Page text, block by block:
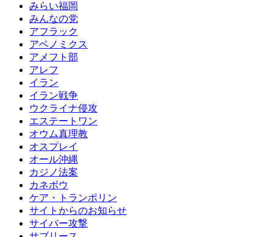
みらい福岡
みんなの党
アフラック
アベノミクス
アメフト部
アレフ
イラン
イラン戦争
ウクライナ侵攻
エステートワン
オウム真理教
オスプレイ
オール沖縄
カジノ法案
カネボウ
ケア・トランポリン
サイトからのお知らせ
サイバー攻撃